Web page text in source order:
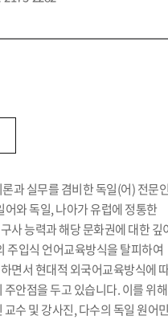
과 실무를 겸비한 독일(어) 전문
와 독일, 나아가 유럽에 정통한
사 능력과 해당 문화권에 대한 깊
주입식 언어교육방식을 탈피하여
면서 현대적 외국어교육방식에
안점을 두고 있습니다. 이를 위해
수 및 강사진, 다수의 독일 원어